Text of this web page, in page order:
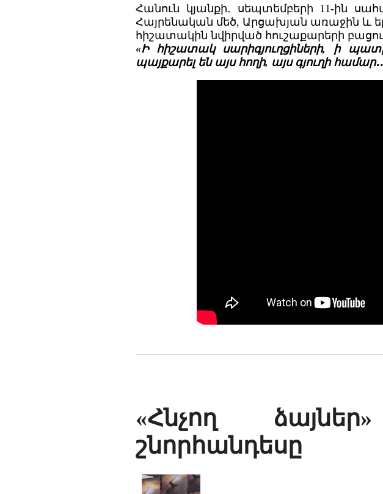
Հանուն կյանքի․ սեպտեմբերի 11-ին
Հայրենական մեծ, Արցախյան առաջին և
հիշատակին նվիրված հուշաքարերի
«Ի հիշատակ սարիգյուղցիների, ի
պայքարել են այս հողի, այս գյուղի
«Հնչող
շնորհանդեսը